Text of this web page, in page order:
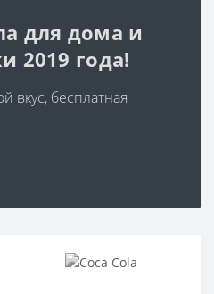
для дома и
2019 года!
вкус, бесплатная